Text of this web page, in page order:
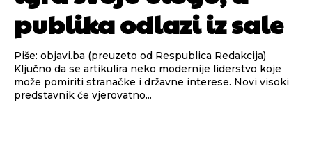
publika odlazi iz sale
Piše: objavi.ba (preuzeto od Respublica Redakcija)
Ključno da se artikulira neko modernije liderstvo koje
može pomiriti stranačke i državne interese. Novi visoki
predstavnik će vjerovatno...